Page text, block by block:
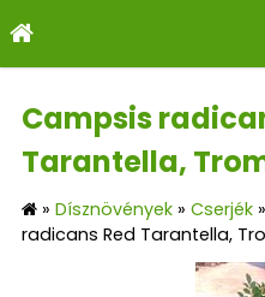
Campsis
Tarantella,
» Dísznövények » Cserjék »
radicans Red Tarantella,